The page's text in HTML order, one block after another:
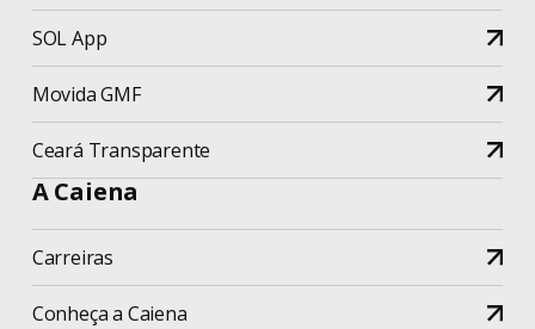
SOL App
Movida GMF
Ceará Transparente
A Caiena
Carreiras
Conheça a Caiena